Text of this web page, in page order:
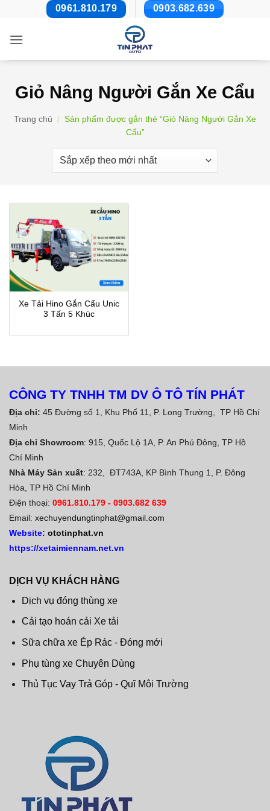
nội
0961.810.179 0903.682.639
Giỏ Nâng Người Gắn Xe Cẩu
Trang chủ / Sản phẩm được gắn thẻ “Giỏ Nâng Người Gắn Xe
Cẩu”
Xe Tải Hino Gắn Cẩu Unic
3 Tấn 5 Khúc
CÔNG TY TNHH TM DV Ô TÔ TÍN PHÁT
Địa chỉ: 45 Đường số 1, Khu Phố 11, P. Long Trường, TP Hồ Chí
Minh
Địa chỉ Showroom: 915, Quốc Lộ 1A, P. An Phú Đông, TP Hồ
Chí Minh
Nhà Máy Sản xuất: 232, ĐT743A, KP Bình Thung 1, P. Đông
Hòa, TP Hồ Chí Minh
Điện thoại: 0961.810.179 - 0903.682 639
Email: xechuyendungtinphat@gmail.com
Website: ototinphat.vn
https://xetaimiennam.net.vn
DỊCH VỤ KHÁCH HÀNG
Dịch vụ đóng thùng xe
Cải tạo hoán cải Xe tải
Sữa chữa xe Ép Rác - Đóng mới
Phụ tùng xe Chuyên Dùng
Thủ Tục Vay Trả Góp - Quĩ Môi Trường